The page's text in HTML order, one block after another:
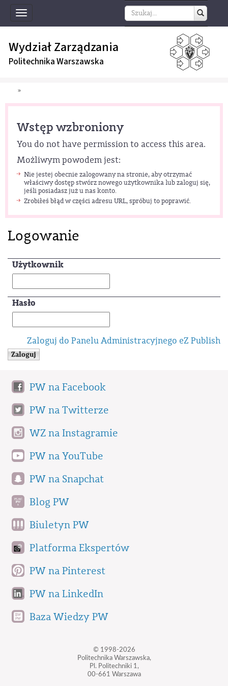
Toggle
navigation
Wydział Zarządzania
Politechnika Warszawska
»
Wstęp wzbroniony
You do not have permission to access this area.
Możliwym powodem jest:
Nie jestej obecnie zalogowany na stronie, aby otrzymać
właściwy dostęp stwórz nowego użytkownika lub zaloguj się,
jeśli posiadasz już u nas konto.
Zrobiłeś błąd w części adresu URL, spróbuj to poprawić.
Logowanie
Użytkownik
Hasło
Zaloguj do Panelu Administracyjnego eZ Publish
PW na Facebook
PW na Twitterze
WZ na Instagramie
PW na YouTube
PW na Snapchat
Blog PW
Biuletyn PW
Platforma Ekspertów
PW na Pinterest
PW na LinkedIn
Baza Wiedzy PW
© 1998-2026
Politechnika Warszawska,
Pl. Politechniki 1,
00-661 Warszawa